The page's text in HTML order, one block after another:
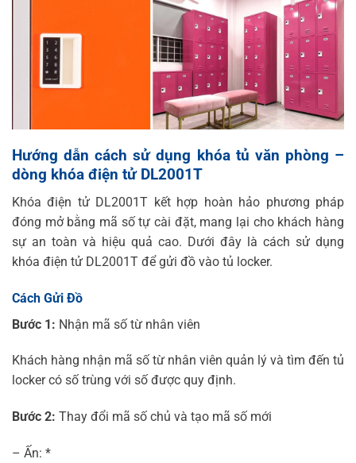
Hướng dẫn cách sử dụng khóa tủ văn phòng –
dòng khóa điện tử DL2001T
Khóa điện tử DL2001T kết hợp hoàn hảo phương pháp
đóng mở bằng mã số tự cài đặt, mang lại cho khách hàng
sự an toàn và hiệu quả cao. Dưới đây là cách sử dụng
khóa điện tử DL2001T để gửi đồ vào tủ locker.
Cách Gửi Đồ
Bước 1: Nhận mã số từ nhân viên
Khách hàng nhận mã số từ nhân viên quản lý và tìm đến tủ
locker có số trùng với số được quy định.
Bước 2: Thay đổi mã số chủ và tạo mã số mới
– Ấn: *